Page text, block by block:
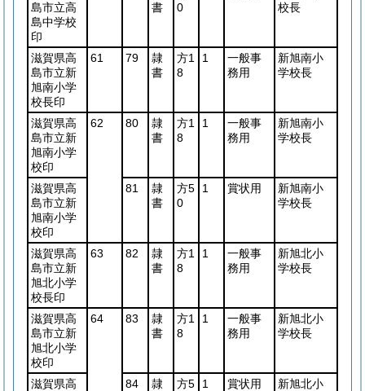
島市立高
島中学校
印
書
0
校長
滋賀県高
島市立新
旭南小学
校長印
61 79
隷
書
方1
8
1
一般事
務用
新旭南小
学校長
滋賀県高
島市立新
旭南小学
校印
62 80
隷
書
方1
8
1
一般事
務用
新旭南小
学校長
滋賀県高
島市立新
旭南小学
校印
81
隷
書
方5
0
1 賞状用
新旭南小
学校長
滋賀県高
島市立新
旭北小学
校長印
63 82
隷
書
方1
8
1
一般事
務用
新旭北小
学校長
滋賀県高
島市立新
旭北小学
校印
64 83
隷
書
方1
8
1
一般事
務用
新旭北小
学校長
滋賀県高
84
隷
方5
1 賞状用
新旭北小